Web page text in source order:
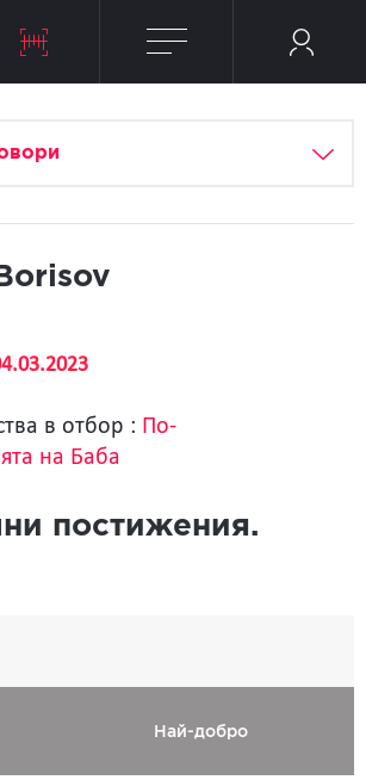
в отбор : По-
на Баба
постижения.
Най-добро